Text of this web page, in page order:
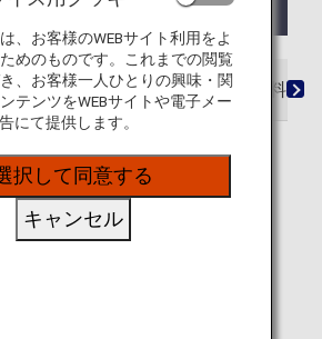
めご了承ください。
る手荷物許容量 超過手荷物料金
する手荷物許容量
る預入手荷物の個数・重量・
イドライン
、お客様のWEBサイト利用をよ
めのものです。これまでの閲覧
、お客様一人ひとりの興味・関
テンツをWEBサイトや電子メー
にて提供します。
択して同意する
キャンセル